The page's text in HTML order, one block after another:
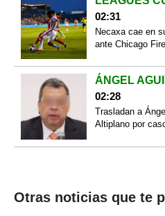
02:31
Necaxa cae en
ante Chicago Fire
ÁNGEL
02:28
Trasladan a
Altiplano por
Otras noticias que te